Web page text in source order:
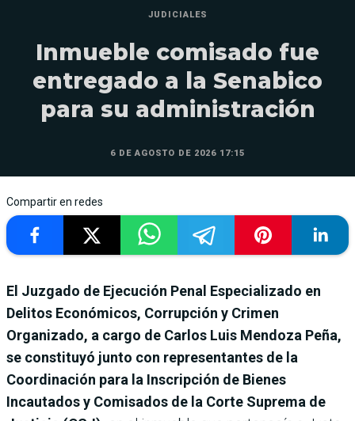
JUDICIALES
Inmueble comisado fue
entregado a la Senabico
para su administración
6 DE AGOSTO DE 2026 17:15
Compartir en redes
El Juzgado de Ejecución Penal Especializado en
Delitos Económicos, Corrupción y Crimen
Organizado, a cargo de Carlos Luis Mendoza Peña,
se constituyó junto con representantes de la
Coordinación para la Inscripción de Bienes
Incautados y Comisados de la Corte Suprema de